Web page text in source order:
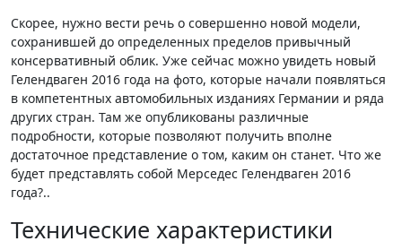
Скорее, нужно вести речь о совершенно новой модели,
сохранившей до определенных пределов привычный
консервативный облик. Уже сейчас можно увидеть новый
Гелендваген 2016 года на фото, которые начали появляться
в компетентных автомобильных изданиях Германии и ряда
других стран. Там же опубликованы различные
подробности, которые позволяют получить вполне
достаточное представление о том, каким он станет. Что же
будет представлять собой Мерседес Гелендваген 2016
года?..
Технические характеристики